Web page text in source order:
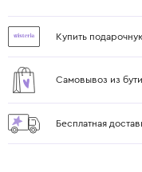
Купить
Самовывоз из
Бесплатная